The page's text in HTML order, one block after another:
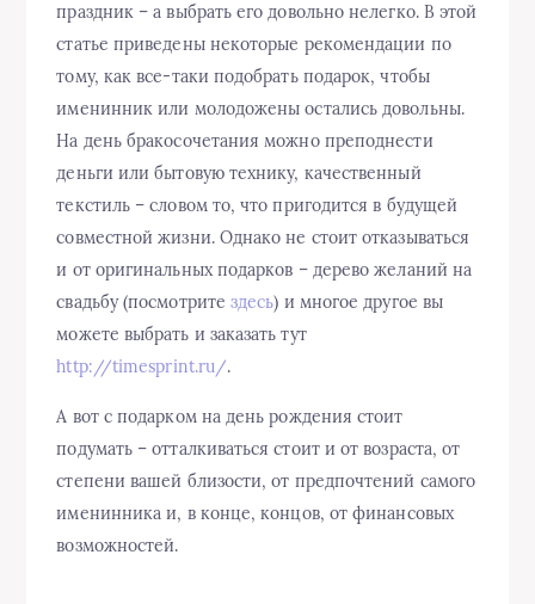
праздник – а выбрать его довольно нелегко. В этой
статье приведены некоторые рекомендации по
тому, как все-таки подобрать подарок, чтобы
именинник или молодожены остались довольны.
На день бракосочетания можно преподнести
деньги или бытовую технику, качественный
текстиль – словом то, что пригодится в будущей
совместной жизни. Однако не стоит отказываться
и от оригинальных подарков – дерево желаний на
свадьбу (посмотритездесь) и многое другое вы
можете выбрать и заказать тут
http://timesprint.ru/.
А вот с подарком на день рождения стоит
подумать – отталкиваться стоит и от возраста, от
степени вашей близости, от предпочтений самого
именинника и, в конце, концов, от финансовых
возможностей.